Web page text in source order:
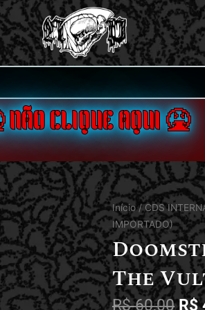
CLIQUE AQUI 🤮
Início/CDS
IMPORTADO)
The
R$60,00 R$